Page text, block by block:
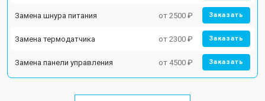
Замена шнура питания от 2500 ₽ Заказать
Замена термодатчика от 2300 ₽ Заказать
Замена панели управления от 4500 ₽ Заказать